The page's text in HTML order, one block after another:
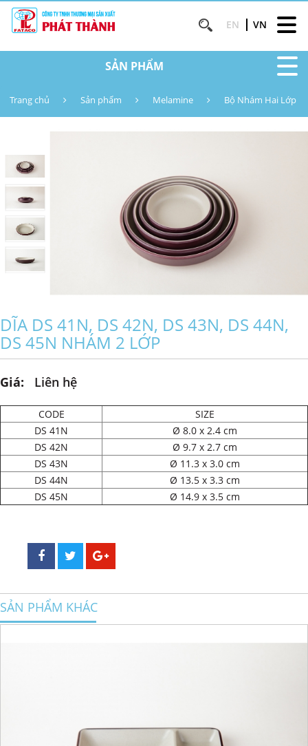
EN VN
SẢN PHẨM
Trang chủ Sản phẩm Melamine Bộ Nhám Hai Lớp
DĨA DS 41N, DS 42N, DS 43N, DS 44N,
DS 45N NHÁM 2 LỚP
Giá: Liên hệ
CODE
SIZE
DS 41N
Ø 8.0 x 2.4 cm
DS 42N
Ø 9.7 x 2.7 cm
DS 43N
Ø 11.3 x 3.0 cm
DS 44N
Ø 13.5 x 3.3 cm
DS 45N
Ø 14.9 x 3.5 cm
SẢN PHẨM KHÁC